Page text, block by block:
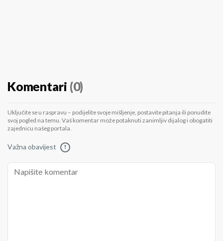
Komentari (0)
Uključite se u raspravu – podijelite svoje mišljenje, postavite pitanja ili ponudite
svoj pogled na temu. Vaš komentar može potaknuti zanimljiv dijalog i obogatiti
zajednicu našeg portala.
Važna obavijest !